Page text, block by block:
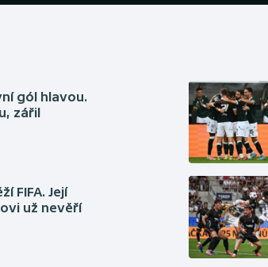
gól hlavou.
zářil
FIFA. Její
už nevěří